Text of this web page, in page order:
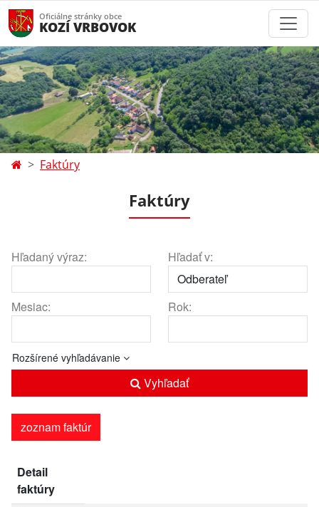
Oficiálne stránky obce
KOZÍ VRBOVOK
Faktúry
Faktúry
Hľadaný výraz: Hľadať v:
Mesiac: Rok:
Rozšírené vyhľadávanie
Vyhľadať
zoznam faktúr
Detail
faktúry